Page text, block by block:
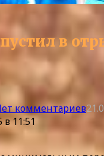
в
комментариев
в 11:51